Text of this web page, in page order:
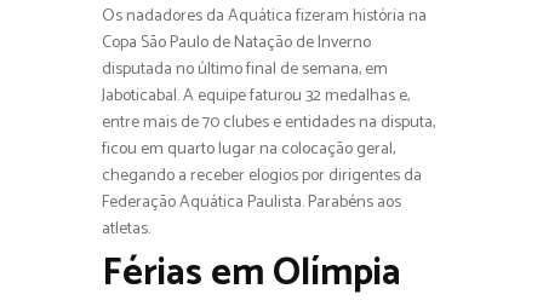
Os nadadores da Aquática fizeram história na
Copa São Paulo de Natação de Inverno
disputada no último final de semana, em
Jaboticabal. A equipe faturou 32 medalhas e,
entre mais de 70 clubes e entidades na disputa,
ficou em quarto lugar na colocação geral,
chegando a receber elogios por dirigentes da
Federação Aquática Paulista. Parabéns aos
atletas.
Férias em Olímpia